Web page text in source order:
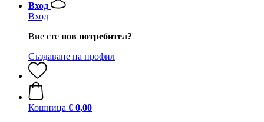
Вход
Вход
Вие сте нов потребител?
Създаване на профил
Кошница € 0,00